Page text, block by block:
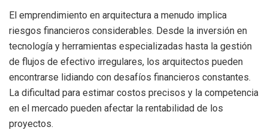
El emprendimiento en arquitectura a menudo implica
riesgos financieros considerables. Desde la inversión en
tecnología y herramientas especializadas hasta la gestión
de flujos de efectivo irregulares, los arquitectos pueden
encontrarse lidiando con desafíos financieros constantes.
La dificultad para estimar costos precisos y la competencia
en el mercado pueden afectar la rentabilidad de los
proyectos.